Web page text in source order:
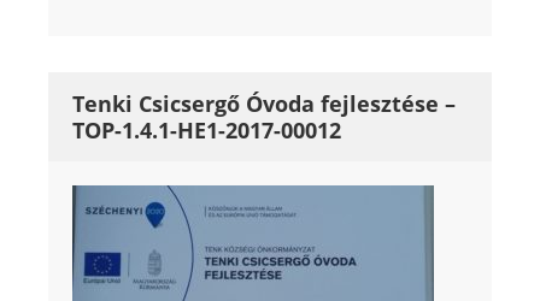
Tenki Csicsergő Óvoda fejlesztése –
TOP-1.4.1-HE1-2017-00012